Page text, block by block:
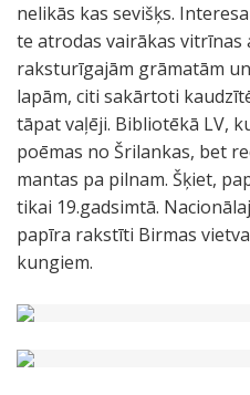
nelikās kas sevišķs.
te atrodas vairākas vitrīnas
raksturīgajām grāmatām
lapām, citi sakārtoti
tāpat vaļēji. Bibliotēkā LV,
poēmas no Šrilankas, bet
mantas pa pilnam. Šķiet,
tikai 19.gadsimtā.
papīra rakstīti Birmas
kungiem.